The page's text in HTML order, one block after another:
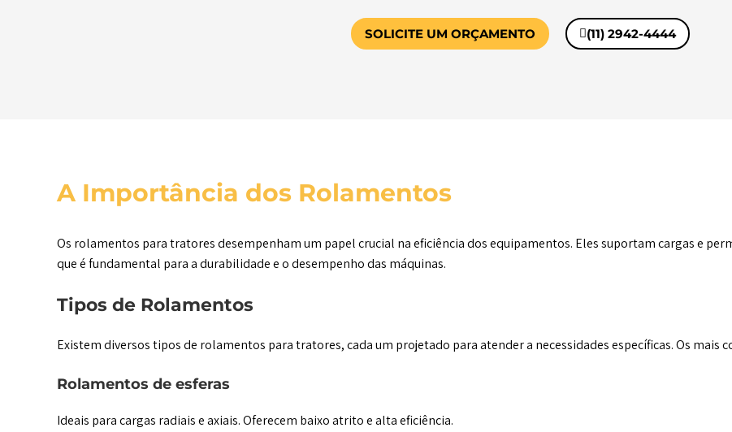
SOLICITE UM ORÇAMENTO (11) 2942-4444
A Importância dos Rolamentos
Os rolamentos para tratores desempenham um papel crucial na eficiência dos equipamentos. Eles suportam cargas e
que é fundamental para a durabilidade e o desempenho das máquinas.
Tipos de Rolamentos
Existem diversos tipos de rolamentos para tratores, cada um projetado para atender a necessidades específicas. Os mais
Rolamentos de esferas
Ideais para cargas radiais e axiais. Oferecem baixo atrito e alta eficiência.